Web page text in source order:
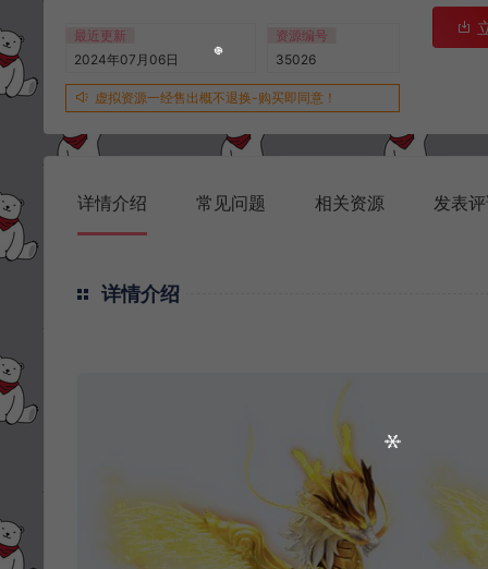
最近更新
2024年07月06日
资源编号
35026
虚拟资源一经售出概不退换-购买即同意！
详情介绍 常见问题 相关资源 发表
详情介绍